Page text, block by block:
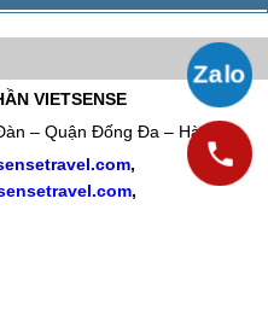
VIETSENSE
– Quận Đống Đa – Hà Nội
,
,